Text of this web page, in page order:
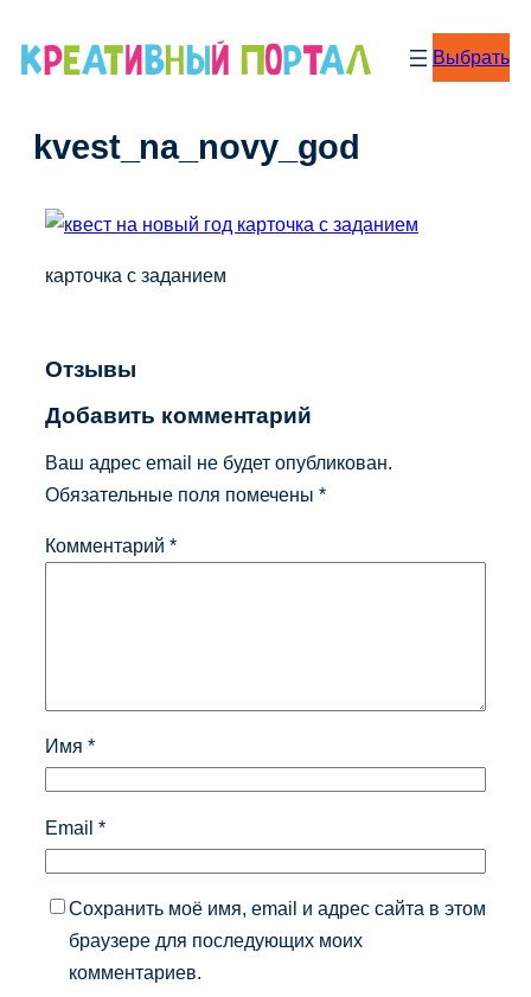
Выбрать
kvest_na_novy_god
карточка с заданием
Отзывы
Добавить комментарий
Ваш адрес email не будет опубликован.
Обязательные поля помечены *
Комментарий *
Имя *
Email *
Сохранить моё имя, email и адрес сайта в этом
браузере для последующих моих
комментариев.